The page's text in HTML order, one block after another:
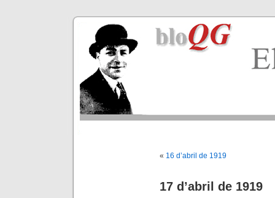
« 16 d’abril de 1919
17 d’abril de 1919